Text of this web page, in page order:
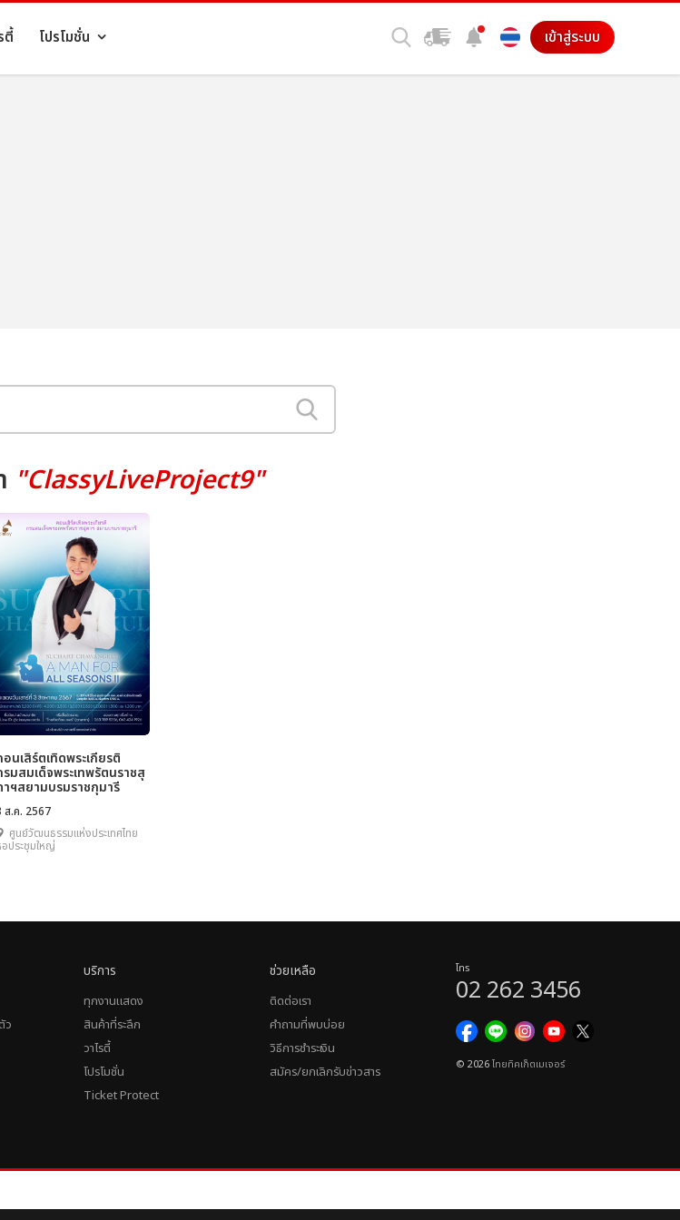
ตี้ โปรโมชั่น เข้าสู่ระบบ
"ClassyLiveProject9"
อนเสิร์ตเทิดพระเกียรติ
รมสมเด็จพระเทพรัตนราชสุ
าฯสยามบรมราชกุมารี
Chawangkul, A
for all Seasons II
ส.ค. 2567
ศูนย์วัฒนธรรมแห่งประเทศไทย
ประชุมใหญ่
ว
บริการ
ทุกงานแสดง
สินค้าที่ระลึก
วาไรตี้
โปรโมชั่น
Ticket Protect
ช่วยเหลือ
ติดต่อเรา
คำถามที่พบบ่อย
วิธีการชำระเงิน
สมัคร/ยกเลิกรับข่าวสาร
โทร
02 262 3456
© 2026ไทยทิคเก็ตเมเจอร์